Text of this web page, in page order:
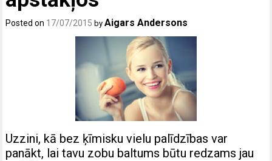
Posted on 17/07/2015 byAigars Andersons
Uzzini, kā bez ķīmisku vielu palīdzības var
panākt, lai tavu zobu baltums būtu redzams jau